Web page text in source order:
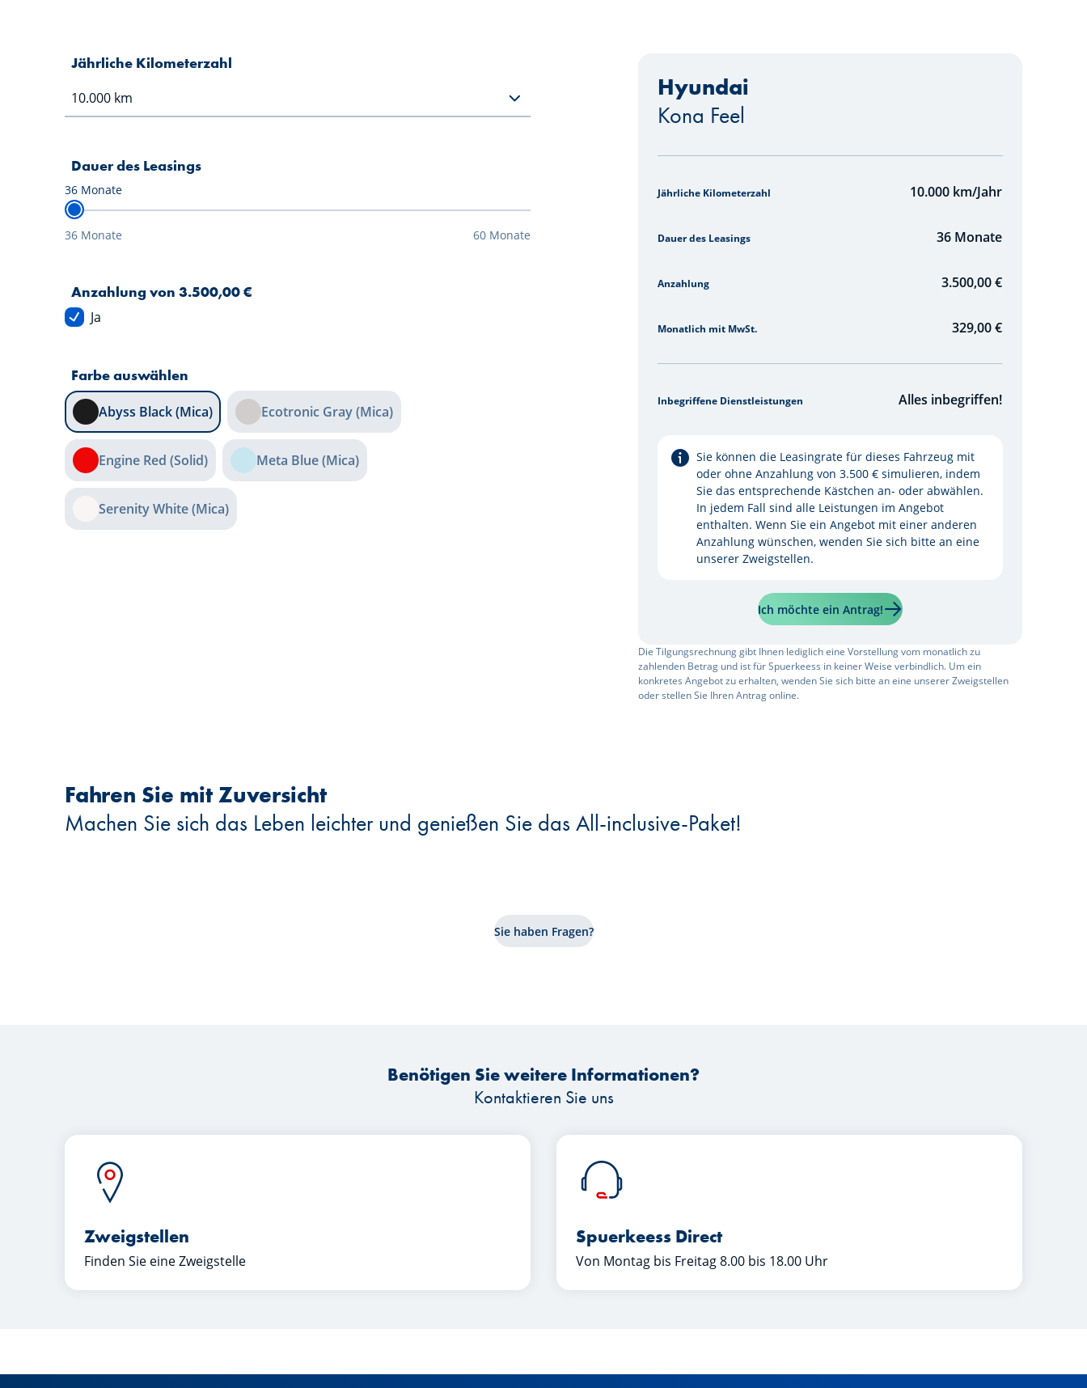
Jährliche Kilometerzahl
Dauer des Leasings
36 Monate
36 Monate 60 Monate
Anzahlung von 3.500,00 €
Ja
Farbe auswählen
Abyss Black (Mica) Ecotronic Gray (Mica)
Engine Red (Solid) Meta Blue (Mica)
Serenity White (Mica)
Die Tilgungsrechnung gibt Ihnen lediglich eine Vorstellung vom monatlich zu
zahlenden Betrag und ist für Spuerkeess in keiner Weise verbindlich. Um ein
konkretes Angebot zu erhalten, wenden Sie sich bitte an eine unserer Zweigstellen
oder stellen Sie Ihren Antrag online.
Hyundai
Kona Feel
Jährliche Kilometerzahl 10.000 km/Jahr
Dauer des Leasings 36 Monate
Anzahlung 3.500,00 €
Monatlich mit MwSt. 329,00€
Inbegriffene Dienstleistungen Alles inbegriffen!
Sie können die Leasingrate für dieses Fahrzeug mit
oder ohne Anzahlung von 3.500 € simulieren, indem
Sie das entsprechende Kästchen an- oder abwählen.
In jedem Fall sind alle Leistungen im Angebot
enthalten. Wenn Sie ein Angebot mit einer anderen
Anzahlung wünschen, wenden Sie sich bitte an eine
unserer Zweigstellen.
Ich möchte ein Antrag!
Fahren Sie mit Zuversicht
Machen Sie sich das Leben leichter und genießen Sie das All-inclusive-Paket!
Sie haben Fragen?
Benötigen Sie weitere Informationen?
Kontaktieren Sie uns
Zweigstellen
Finden Sie eine Zweigstelle
Spuerkeess Direct
Von Montag bis Freitag 8.00 bis 18.00 Uhr